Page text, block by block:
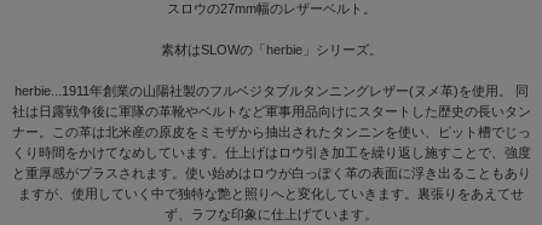
スロウの27mm幅のレザーベルト。
素材はSLOWの「herbie」シリーズ。
herbie...1911年創業の山陽社製のフルベジタブルタンニングレザー(ヌメ革)を使用。 同
社は日露戦争後に軍隊の革靴やベルトなど軍事用品向けにスタートした歴史の長いタン
ナー。この革は北米産の原皮をミモザから抽出されたタンニンを使い、ピット槽でじっ
くり時間をかけてなめしています。仕上げはロウ引き加工を繰り返し施すことで、強度
と重厚感がプラスされます。使い始めはロウが白っぽく革の表面に浮き出ることもあり
ますが、使用していく中で独特な艶と照りへと変化していきます。裏張りをあえてせ
ず、ラフな印象に仕上げています。